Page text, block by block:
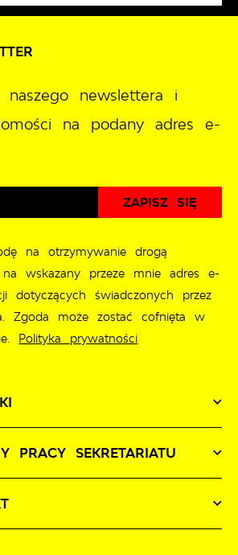
newslettera i
na podany adres e-
na otrzymywanie drogą
na wskazany przeze mnie adres e-
dotyczących świadczonych przez
Zgoda może zostać cofnięta w
Polityka prywatności
PRACY SEKRETARIATU